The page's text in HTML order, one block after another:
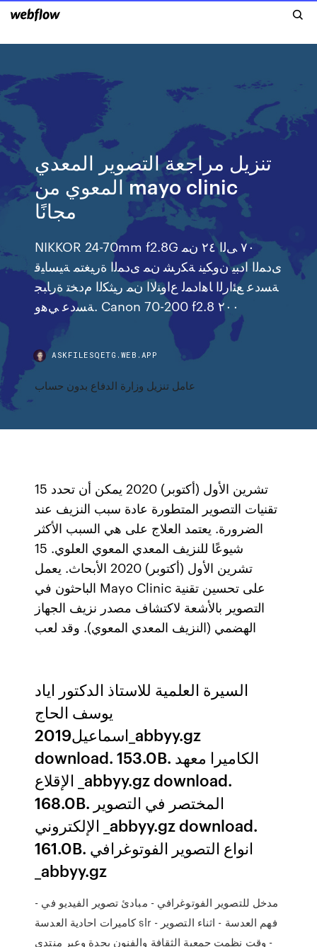
تنزيل مراجعة التصوير المعدي
المعوي من mayo clinic
مجانًا
NIKKOR 24-70mm f2.8G ٧٠ ﻰﻟﺍ ٢٤ ﻥﻤ
ﻯﺩﻤﻟﺍ ﺍﺩﺒﻴ ﻥﻭﻜﻴﻨ ﺔﻜﺭﺸ ﻥﻤ ﻯﺩﻤﻟﺍ ﺓﺭﻴﻐﺘﻤ ﺔﻴﺴﺎﻴﻗ
ﺔﺴﺩﻋ ﻊﺌﺍﺭﻟﺍ ﺎﻫﺍﺩﻤﻟ ﻉﺍﻭﻨﻻﺍ ﻥﻤ ﺭﻴﺜﻜﻟﺍ ﻡﺩﺨﺘ ﺓﺭﺎﺒﺠ
ﺔﺴﺩﻋ ﻲﻫﻭ. Canon 70-200 f2.8 ٢٠٠
ASKFILESQETG.WEB.APP
عامل تنزيل وزارة الدفاع بدون حساب
15 تشرين الأول (أكتوبر) 2020 يمكن أن تحدد
تقنيات التصوير المتطورة عادة سبب النزيف عند
الضرورة. يعتمد العلاج على هي السبب الأكثر
شيوعًا للنزيف المعدي المعوي العلوي. 15
تشرين الأول (أكتوبر) 2020 الأبحاث. يعمل
الباحثون في Mayo Clinic على تحسين تقنية
التصوير بالأشعة لاكتشاف مصدر نزيف الجهاز
السيرة العلمية للاستاذ الدكتور اياد
يوسف الحاج
اسماعيل2019_abbyy.gz
download. 153.0B. الكاميرا معهد
الإقلاع _abbyy.gz download.
168.0B. المختصر في التصوير
الإلكتروني _abbyy.gz download.
161.0B. انواع التصوير الفوتوغرافي
_abbyy.gz
- مدخل للتصوير الفوتوغرافي - مبادئ تصوير الفيديو في
كاميرات احادية العدسة slr - فهم العدسة - اثناء التصوير
- وقت نظمت جمعية الثقافة والفنون بجدة وعبر منتدى